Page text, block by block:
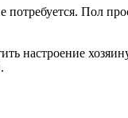
Пол
настроение